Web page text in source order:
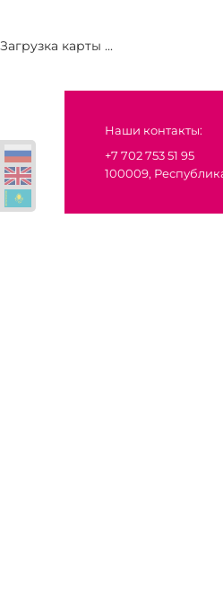
Наши контакты:
+7 702 753 51 95
100009,
Загрузка карты ...